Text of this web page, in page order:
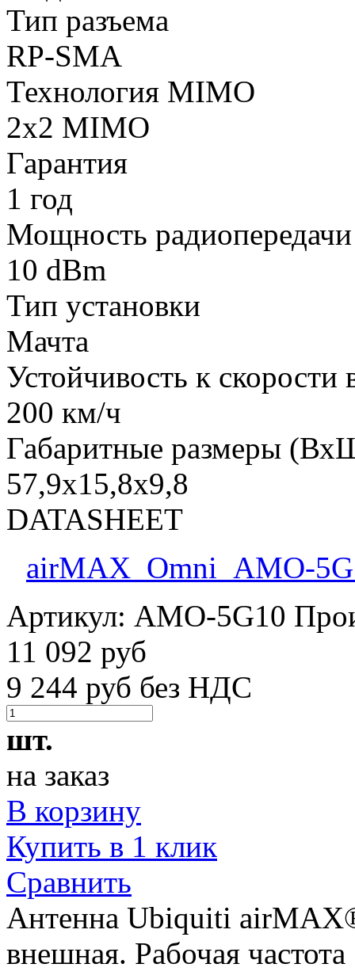
Тип разъема
RP-SMA
Технология MIMO
2x2 MIMO
Гарантия
1 год
Мощность радиопередачи
10 dBm
Тип установки
Мачта
Устойчивость к скорости
200 км/ч
Габаритные размеры
57,9х15,8х9,8
DATASHEET
airMAX_Omni_AMO-
Артикул: AMO-5G10
11 092 руб
9 244 руб без НДС
шт.
на заказ
В корзину
Купить в 1 клик
Сравнить
Антенна Ubiquiti
внешная. Рабочая